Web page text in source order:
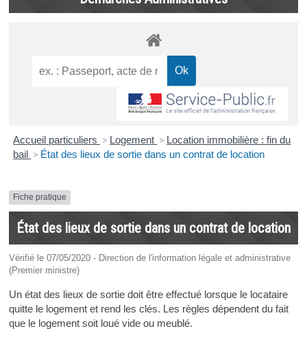
Accueil particuliers > Logement > Location immobilière : fin du
bail > État des lieux de sortie dans un contrat de location
Fiche pratique
État des lieux de sortie dans un contrat de location
Vérifié le 07/05/2020 - Direction de l'information légale et administrative
(Premier ministre)
Un état des lieux de sortie doit être effectué lorsque le locataire
quitte le logement et rend les clés. Les règles dépendent du fait
que le logement soit loué vide ou meublé.